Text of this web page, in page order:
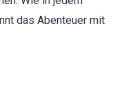
das Abenteuer mit